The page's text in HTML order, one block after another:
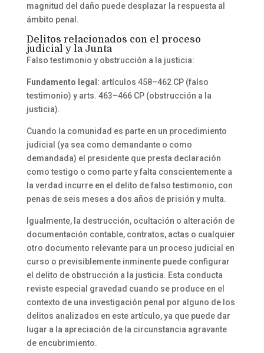
magnitud del daño puede desplazar la respuesta al
ámbito penal.
Delitos relacionados con el proceso
judicial y la Junta
Falso testimonio y obstrucción a la justicia:
Fundamento legal: artículos 458–462 CP (falso
testimonio) y arts. 463–466 CP (obstrucción a la
justicia).
Cuando la comunidad es parte en un procedimiento
judicial (ya sea como demandante o como
demandada) el presidente que presta declaración
como testigo o como parte y falta conscientemente a
la verdad incurre en el delito de falso testimonio, con
penas de seis meses a dos años de prisión y multa.
Igualmente, la destrucción, ocultación o alteración de
documentación contable, contratos, actas o cualquier
otro documento relevante para un proceso judicial en
curso o previsiblemente inminente puede configurar
el delito de obstrucción a la justicia. Esta conducta
reviste especial gravedad cuando se produce en el
contexto de una investigación penal por alguno de los
delitos analizados en este artículo, ya que puede dar
lugar a la apreciación de la circunstancia agravante
de encubrimiento.